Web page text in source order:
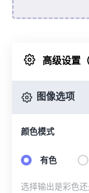
高级设置
图像选项
颜色模式
有色
选择输出是彩色